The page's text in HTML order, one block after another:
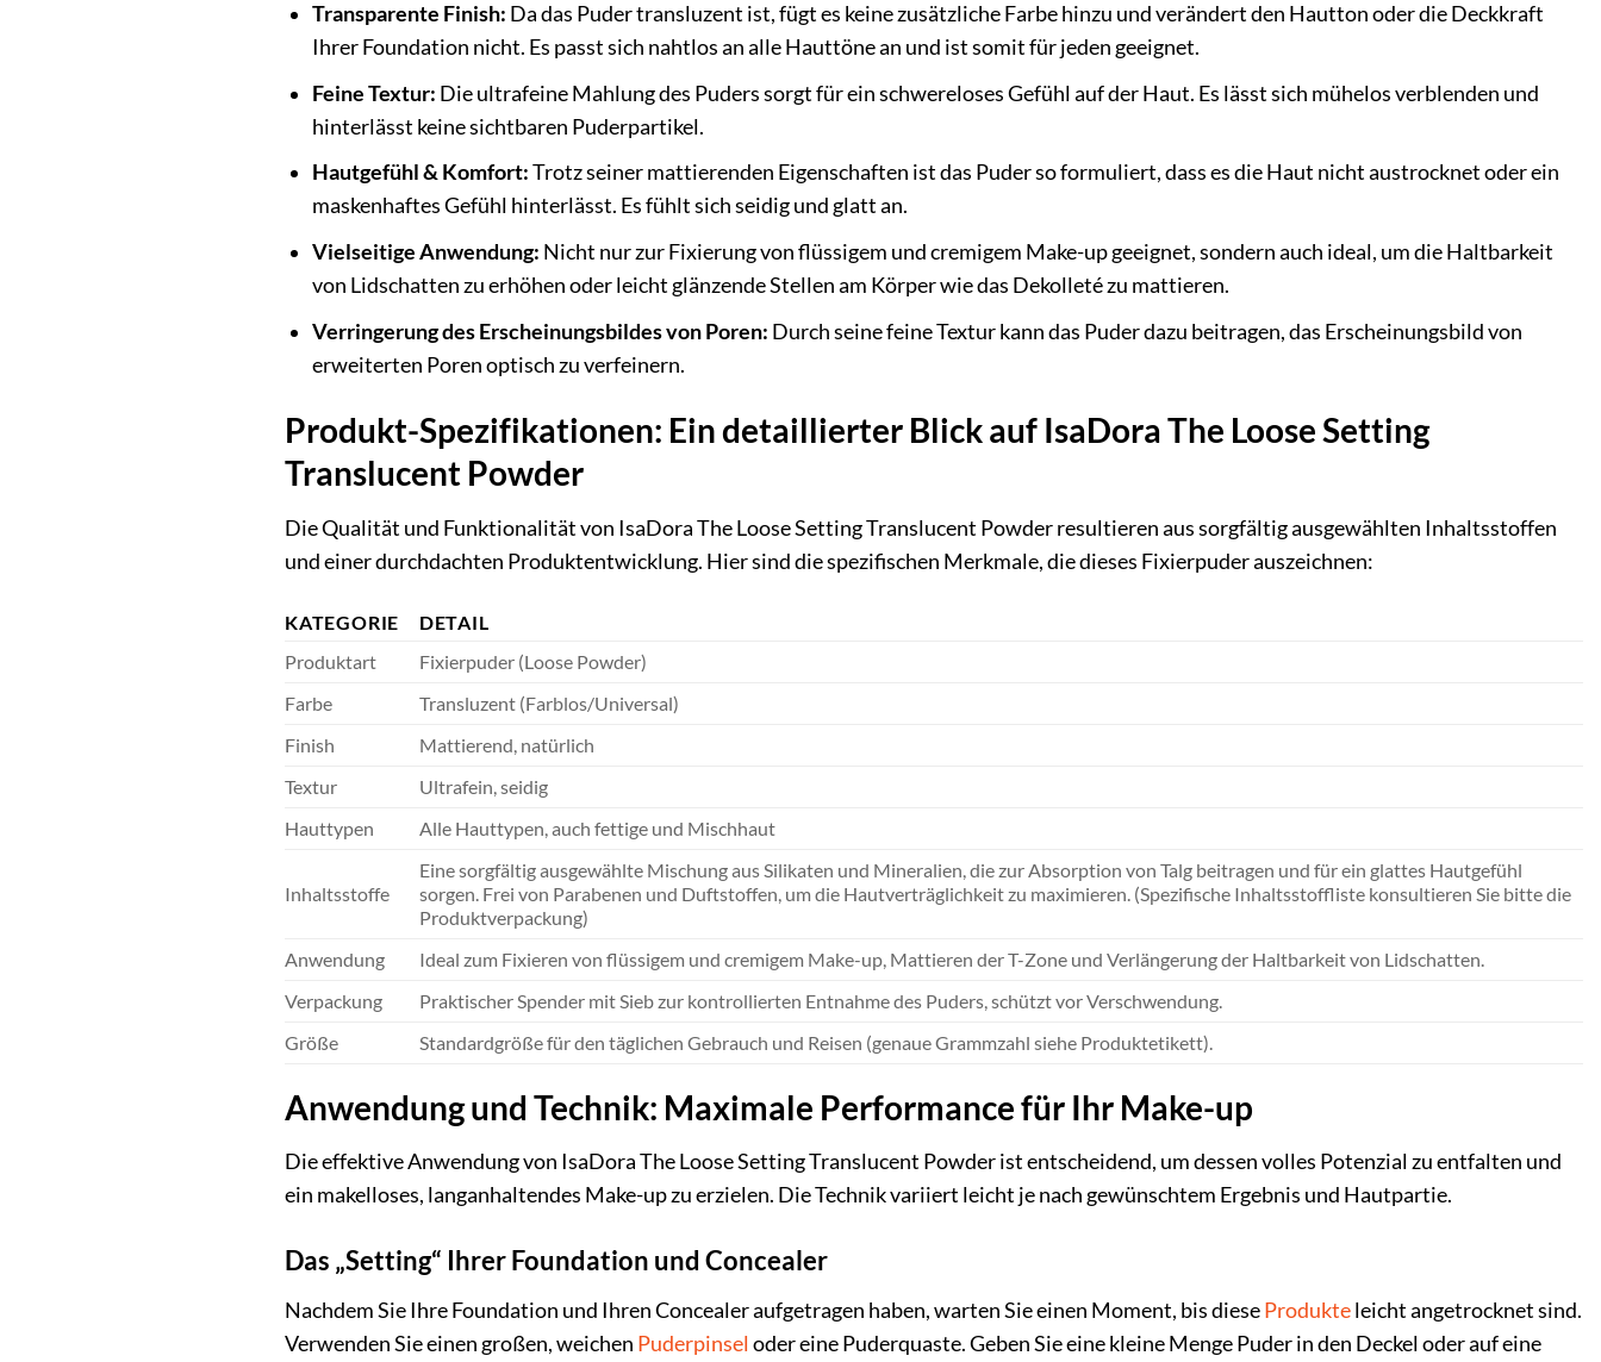
Transparente Finish: Da das Puder transluzent ist, fügt es keine zusätzliche Farbe hinzu und verändert den Hautton oder die Deckkraft
Ihrer Foundation nicht. Es passt sich nahtlos an alle Hauttöne an und ist somit für jeden geeignet.
Feine Textur: Die ultrafeine Mahlung des Puders sorgt für ein schwereloses Gefühl auf der Haut. Es lässt sich mühelos verblenden und
hinterlässt keine sichtbaren Puderpartikel.
Hautgefühl & Komfort:Trotz seiner mattierenden Eigenschaften ist das Puder so formuliert, dass es die Haut nicht austrocknet oder ein
maskenhaftes Gefühl hinterlässt. Es fühlt sich seidig und glatt an.
Vielseitige Anwendung: Nicht nur zur Fixierung von flüssigem und cremigem Make-up geeignet, sondern auch ideal, um die Haltbarkeit
von Lidschatten zu erhöhen oder leicht glänzende Stellen am Körper wie das Dekolleté zu mattieren.
Verringerung des Erscheinungsbildes von Poren: Durch seine feine Textur kann das Puder dazu beitragen, das Erscheinungsbild von
erweiterten Poren optisch zu verfeinern.
Produkt-Spezifikationen: Ein detaillierter Blick auf IsaDora The Loose Setting
Translucent Powder
Die Qualität und Funktionalität von IsaDora The Loose Setting Translucent Powder resultieren aus sorgfältig ausgewählten Inhaltsstoffen
und einer durchdachten Produktentwicklung. Hier sind die spezifischen Merkmale, die dieses Fixierpuder auszeichnen:
KATEGORIE
DETAIL
Produktart
Fixierpuder (Loose Powder)
Farbe
Transluzent (Farblos/Universal)
Finish
Mattierend, natürlich
Textur
Ultrafein, seidig
Hauttypen
Alle Hauttypen, auch fettige und Mischhaut
Inhaltsstoffe
Eine sorgfältig ausgewählte Mischung aus Silikaten und Mineralien, die zur Absorption von Talg beitragen und für ein glattes Hautgefühl
sorgen. Frei von Parabenen und Duftstoffen, um die Hautverträglichkeit zu maximieren. (Spezifische Inhaltsstoffliste konsultieren Sie bitte die
Produktverpackung)
Anwendung
Ideal zum Fixieren von flüssigem und cremigem Make-up, Mattieren der T-Zone und Verlängerung der Haltbarkeit von Lidschatten.
Verpackung
Praktischer Spender mit Sieb zur kontrollierten Entnahme des Puders, schützt vor Verschwendung.
Größe
Standardgröße für den täglichen Gebrauch und Reisen (genaue Grammzahl siehe Produktetikett).
Anwendung und Technik: Maximale Performance für Ihr Make-up
Die effektive Anwendung von IsaDora The Loose Setting Translucent Powder ist entscheidend, um dessen volles Potenzial zu entfalten und
ein makelloses, langanhaltendes Make-up zu erzielen. Die Technik variiert leicht je nach gewünschtem Ergebnis und Hautpartie.
Das „Setting“ Ihrer Foundation und Concealer
Nachdem Sie Ihre Foundation und Ihren Concealer aufgetragen haben, warten Sie einen Moment, bis dieseProdukteleicht angetrocknet sind.
Verwenden Sie einen großen, weichen Puderpinsel oder eine Puderquaste. Geben Sie eine kleine Menge Puder in den Deckel oder auf eine